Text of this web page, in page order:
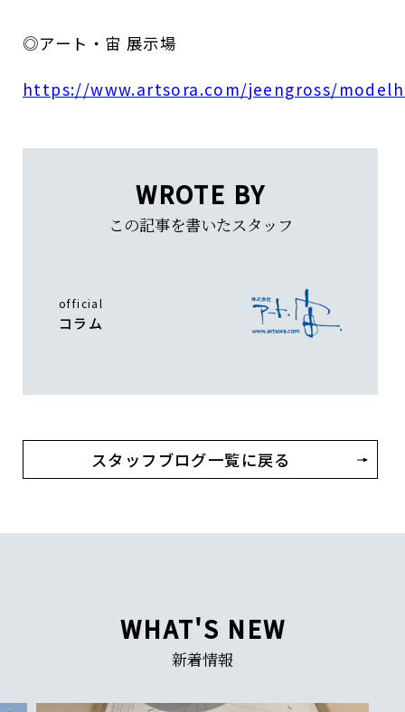
◎アート・宙 展示場
https://www.artsora.com/jeengross/
WROTE BY
この記事を書いたスタッフ
official
コラム
スタッフブログ一覧に戻る
WHAT'S NEW
新着情報